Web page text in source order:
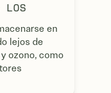
LOS
en
lejos de
ozono, como